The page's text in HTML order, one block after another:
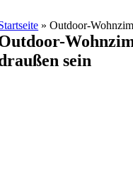
»Outdoor-
sein